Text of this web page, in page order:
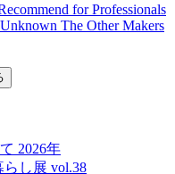
for Professionals
Unknown The Other Makers
2026年
し展 vol.38